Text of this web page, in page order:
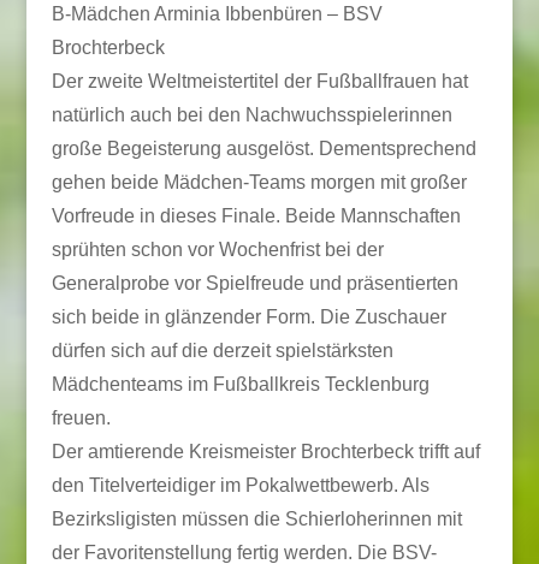
B-Mädchen Arminia Ibbenbüren – BSV
Brochterbeck
Der zweite Weltmeistertitel der Fußballfrauen hat
natürlich auch bei den Nachwuchsspielerinnen
große Begeisterung ausgelöst. Dementsprechend
gehen beide Mädchen-Teams morgen mit großer
Vorfreude in dieses Finale. Beide Mannschaften
sprühten schon vor Wochenfrist bei der
Generalprobe vor Spielfreude und präsentierten
sich beide in glänzender Form. Die Zuschauer
dürfen sich auf die derzeit spielstärksten
Mädchenteams im Fußballkreis Tecklenburg
freuen.
Der amtierende Kreismeister Brochterbeck trifft auf
den Titelverteidiger im Pokalwettbewerb. Als
Bezirksligisten müssen die Schierloherinnen mit
der Favoritenstellung fertig werden. Die BSV-